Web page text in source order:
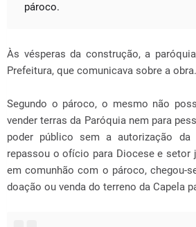
pároco.
Às vésperas da construção, a
Prefeitura, que comunicava sobre a obra.
Segundo o pároco, o mesmo não
vender terras da Paróquia nem para
poder público sem a autorização
repassou o ofício para Diocese e setor
em comunhão com o pároco, chegou-
doação ou venda do terreno da Capela